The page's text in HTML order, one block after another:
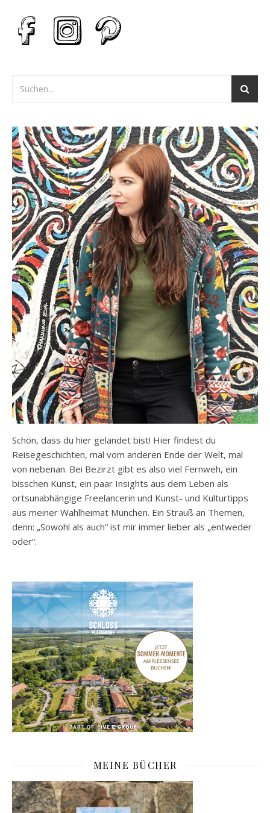
Schön, dass du hier gelandet bist! Hier findest du
Reisegeschichten, mal vom anderen Ende der Welt, mal
von nebenan. Bei Bezirzt gibt es also viel Fernweh, ein
bisschen Kunst, ein paar Insights aus dem Leben als
ortsunabhängige Freelancerin und Kunst- und Kulturtipps
aus meiner Wahlheimat München. Ein Strauß an Themen,
denn: „Sowohl als auch“ ist mir immer lieber als „entweder
oder“.
MEINE BÜCHER